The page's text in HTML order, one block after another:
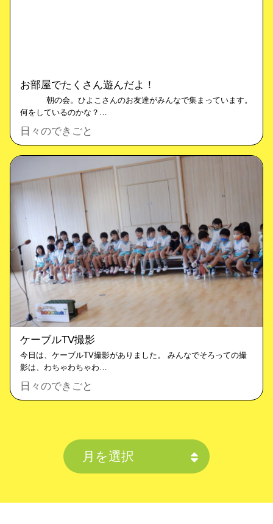
お部屋でたくさん遊んだよ！
朝の会。ひよこさんのお友達がみんなで集まっています。
何をしているのかな？…
日々のできごと
ケーブルTV撮影
今日は、ケーブルTV撮影がありました。 みんなでそろっての撮
影は、わちゃわちゃわ…
日々のできごと